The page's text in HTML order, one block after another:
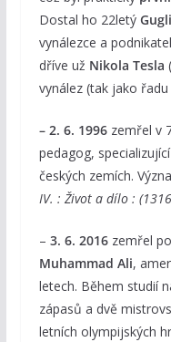
Dostal ho 22letý
vynálezce a
dříve už Nikola Tesla
vynález (tak jako
– 2. 6. 1996zemřel v
pedagog,
českých zemích.
IV. : Život a dílo :
– 3. 6. 2016zemřel
Muhammad Ali,
letech. Během studií
zápasů a dvě
letních olympijských